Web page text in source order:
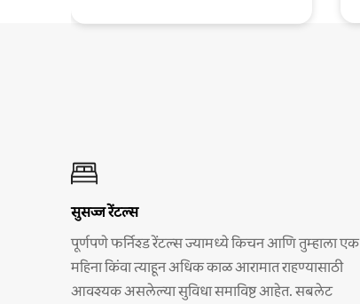
सुसज्ज रेंटल्स
पूर्णपणे फर्निश्ड रेंटल्स ज्यामध्ये किचन आणि तुम्हाला एक
महिना किंवा त्याहून अधिक काळ आरामात राहण्यासाठी
आवश्यक असलेल्या सुविधा समाविष्ट आहेत. सबलेट